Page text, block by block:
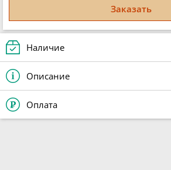
Заказать
Наличие
Описание
Оплата